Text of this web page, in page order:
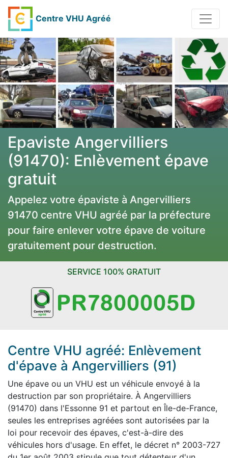
Centre VHU Agréé
Epaviste Angervilliers
(91470): Enlèvement épave
gratuit
Appelez votre épaviste à Angervilliers
91470 centre VHU agréé par la préfecture
pour faire enlever votre épave de voiture
gratuitement pour destruction.
SERVICE 100% GRATUIT
Centre VHU agréé: Enlèvement
d'épave à Angervilliers (91)
Une épave ou un VHU est un véhicule envoyé à la
destruction par son propriétaire. À Angervilliers
(91470) dans l'Essonne 91 et partout en Île-de-France,
seules les entreprises agréées sont autorisées par la
loi pour recevoir des épaves, c'est-à-dire des
véhicules hors d'usage. En effet, le décret n° 2003-727